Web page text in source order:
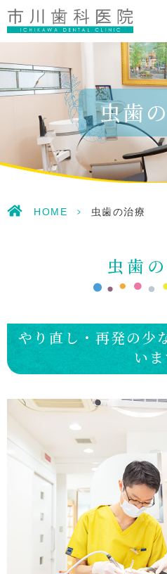
虫歯
HOME > 虫歯の治療
虫歯
やり直し・再発の少
い